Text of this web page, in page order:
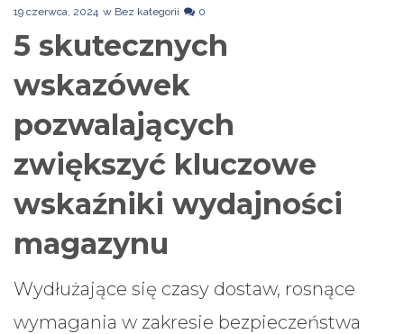
19 czerwca, 2024 w Bez kategorii 0
5 skutecznych
wskazówek
pozwalających
zwiększyć kluczowe
wskaźniki wydajności
magazynu
Wydłużające się czasy dostaw, rosnące
wymagania w zakresie bezpieczeństwa